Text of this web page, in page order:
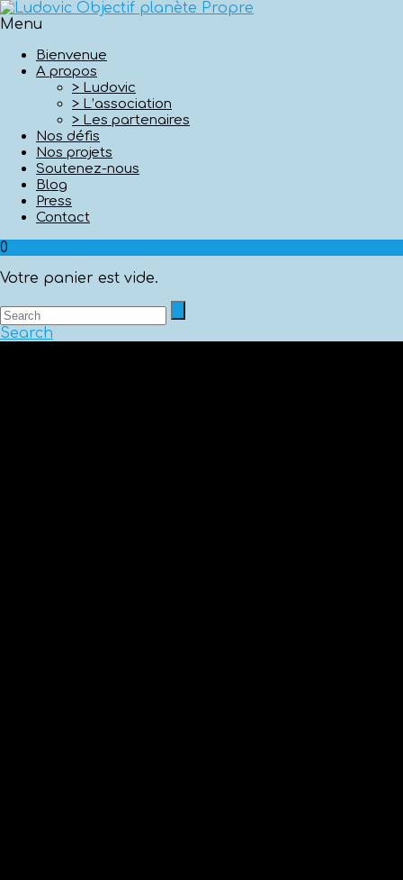
Menu
Bienvenue
A propos
> Ludovic
> L’association
> Les partenaires
Nos défis
Nos projets
Soutenez-nous
Blog
Press
Contact
0
Votre panier est vide.
Search